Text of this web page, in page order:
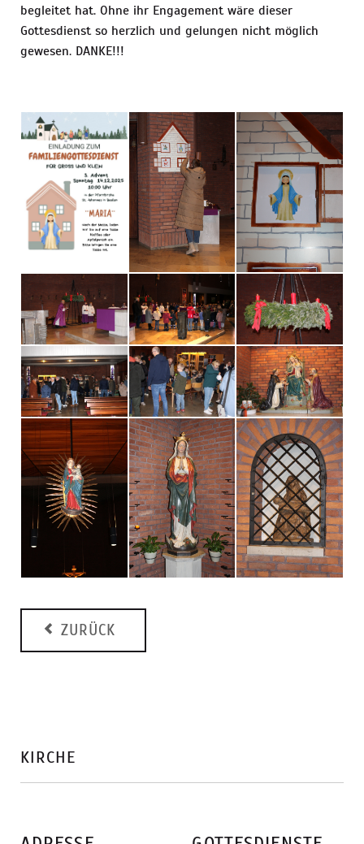
begleitet hat. Ohne ihr Engagement wäre dieser
Gottesdienst so herzlich und gelungen nicht möglich
gewesen. DANKE!!!
ZURÜCK
KIRCHE